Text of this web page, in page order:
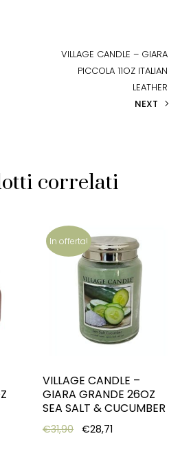
VILLAGE CANDLE – GIARA
PICCOLA 11OZ ITALIAN
LEATHER
NEXT
correlati
€21,90.
price is: €19,71.
In offerta!
VILLAGE CANDLE –
GIARA GRANDE 26OZ
SEA SALT & CUCUMBER
€31,90 Original price was:
€28,71